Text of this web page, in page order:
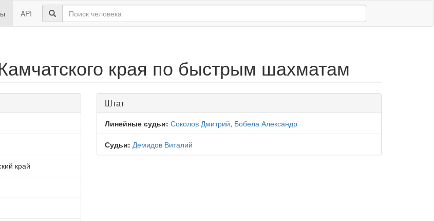
API
края по быстрым шахматам
край
Штат
Линейные судьи: Соколов Дмитрий, Бобела Александр
Судьи: Демидов Виталий